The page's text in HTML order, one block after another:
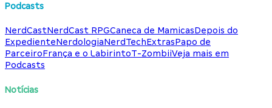
Podcasts
NerdCastNerdCast RPGCaneca de MamicasDepois do
ExpedienteNerdologiaNerdTechExtrasPapo de
ParceiroFrança e o LabirintoT-ZombiiVeja mais em
Podcasts
Notícias